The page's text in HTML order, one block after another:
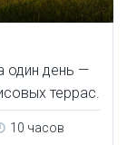
один день —
террас.
10 часов